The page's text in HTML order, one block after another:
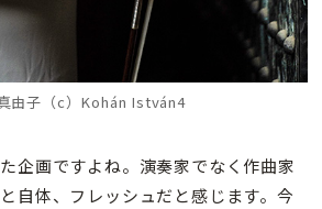
由子（c）Kohán István4
企画ですよね。演奏家でなく作曲家
自体、フレッシュだと感じます。今